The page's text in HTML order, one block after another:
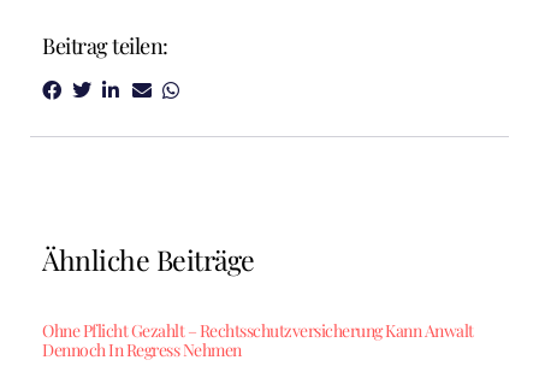
Beitrag teilen:
Ähnliche Beiträge
Ohne Pflicht Gezahlt – Rechtsschutzversicherung Kann Anwalt
Dennoch In Regress Nehmen